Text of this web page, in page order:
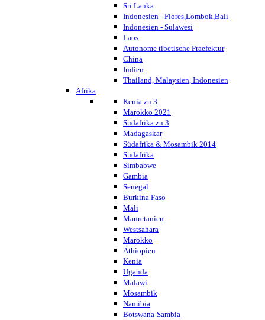
Sri Lanka
Indonesien - Flores,Lombok,Bali
Indonesien - Sulawesi
Laos
Autonome tibetische Praefektur
China
Indien
Thailand, Malaysien, Indonesien
Afrika
Kenia zu 3
Marokko 2021
Südafrika zu 3
Madagaskar
Südafrika & Mosambik 2014
Südafrika
Simbabwe
Gambia
Senegal
Burkina Faso
Mali
Mauretanien
Westsahara
Marokko
Äthiopien
Kenia
Uganda
Malawi
Mosambik
Namibia
Botswana-Sambia